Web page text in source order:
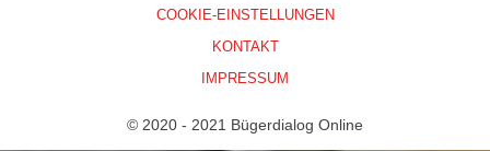
COOKIE-EINSTELLUNGEN
KONTAKT
IMPRESSUM
© 2020 - 2021 Bügerdialog Online